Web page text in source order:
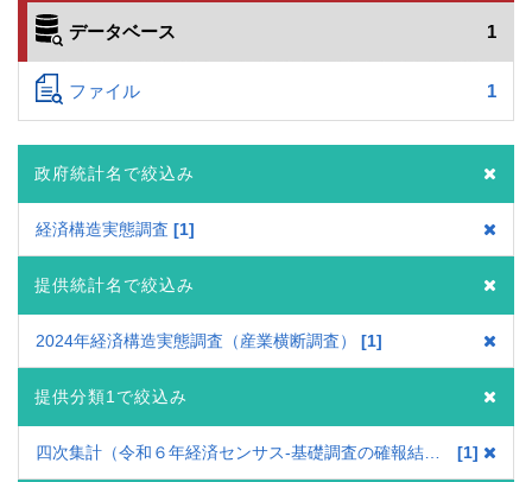
データベース 1
ファイル 1
政府統計名で絞込み
経済構造実態調査 1
提供統計名で絞込み
2024年経済構造実態調査（産業横断調査） 1
提供分類1で絞込み
四次集計（令和６年経済センサス‐基礎調査の確報結果を反映した値） 1